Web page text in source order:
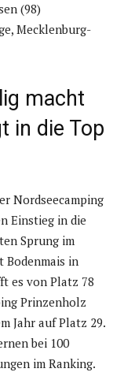
(98)
Mecklenburg-
macht
in die Top
Nordseecamping
Einstieg in die
Sprung im
Bodenmais in
es von Platz 78
Prinzenholz
Jahr auf Platz 29.
bei 100
im Ranking.